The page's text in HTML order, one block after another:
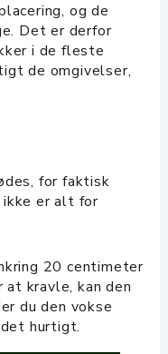
og de
Det er derfor
i de fleste
de omgivelser,
for faktisk
er alt for
20 centimeter
kravle, kan den
du den vokse
hurtigt.